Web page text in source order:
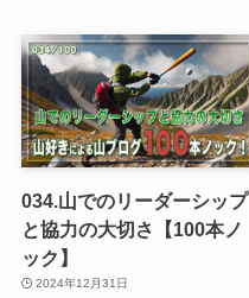
034.山でのリーダーシップ
と協力の大切さ【100本ノ
ック】
2024年12月31日